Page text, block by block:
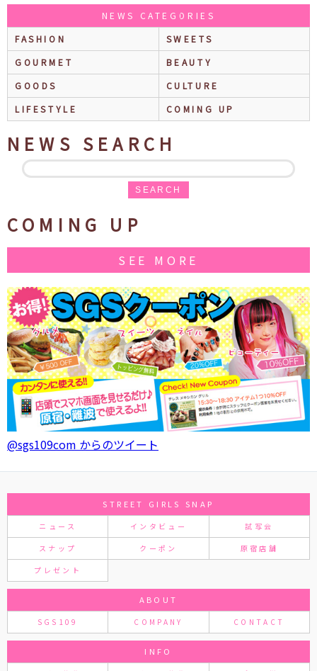
NEWS CATEGORIES
FASHION
SWEETS
GOURMET
BEAUTY
GOODS
CULTURE
LIFESTYLE
COMING UP
NEWS SEARCH
SEARCH
COMING UP
SEE MORE
@sgs109com からのツイート
STREET GIRLS SNAP
ニュース インタビュー 試写会
スナップ クーポン 原宿店舗
プレゼント
ABOUT
SGS109 COMPANY CONTACT
INFO